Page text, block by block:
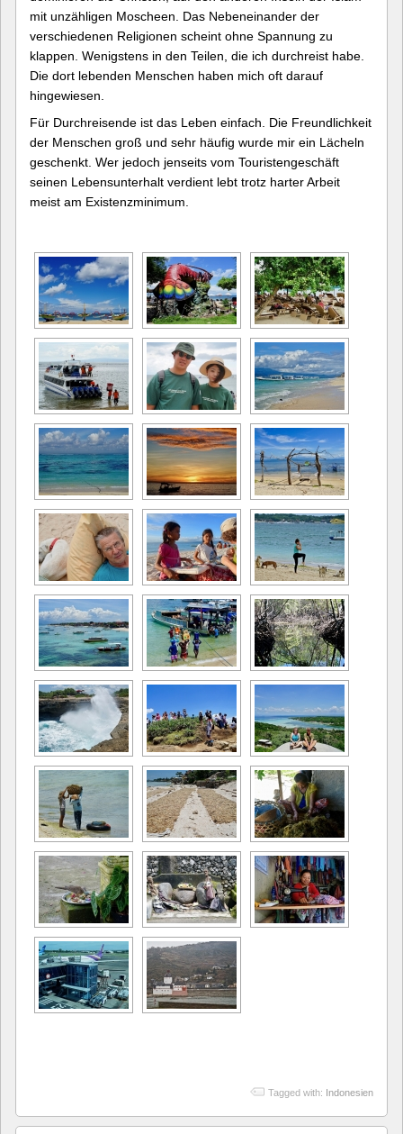
mit unzähligen Moscheen. Das Nebeneinander der
verschiedenen Religionen scheint ohne Spannung zu
klappen. Wenigstens in den Teilen, die ich durchreist habe.
Die dort lebenden Menschen haben mich oft darauf
hingewiesen.
Für Durchreisende ist das Leben einfach. Die Freundlichkeit
der Menschen groß und sehr häufig wurde mir ein Lächeln
geschenkt. Wer jedoch jenseits vom Touristengeschäft
seinen Lebensunterhalt verdient lebt trotz harter Arbeit
meist am Existenzminimum.
Tagged with: Indonesien